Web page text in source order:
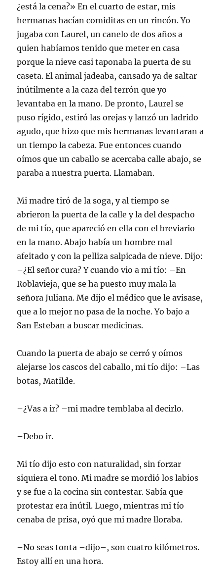
¿está la cena?» En el cuarto de estar, mis
hermanas hacían comiditas en un rincón. Yo
jugaba con Laurel, un canelo de dos años a
quien habíamos tenido que meter en casa
porque la nieve casi taponaba la puerta de su
caseta. El animal jadeaba, cansado ya de saltar
inútilmente a la caza del terrón que yo
levantaba en la mano. De pronto, Laurel se
puso rígido, estiró las orejas y lanzó un ladrido
agudo, que hizo que mis hermanas levantaran a
un tiempo la cabeza. Fue entonces cuando
oímos que un caballo se acercaba calle abajo, se
paraba a nuestra puerta. Llamaban.
Mi madre tiró de la soga, y al tiempo se
abrieron la puerta de la calle y la del despacho
de mi tío, que apareció en ella con el breviario
en la mano. Abajo había un hombre mal
afeitado y con la pelliza salpicada de nieve. Dijo:
–¿El señor cura? Y cuando vio a mi tío: –En
Roblavieja, que se ha puesto muy mala la
señora Juliana. Me dijo el médico que le avisase,
que a lo mejor no pasa de la noche. Yo bajo a
San Esteban a buscar medicinas.
Cuando la puerta de abajo se cerró y oímos
alejarse los cascos del caballo, mi tío dijo: –Las
botas, Matilde.
–¿Vas a ir? –mi madre temblaba al decirlo.
–Debo ir.
Mi tío dijo esto con naturalidad, sin forzar
siquiera el tono. Mi madre se mordió los labios
y se fue a la cocina sin contestar. Sabía que
protestar era inútil. Luego, mientras mi tío
cenaba de prisa, oyó que mi madre lloraba.
–No seas tonta –dijo–, son cuatro kilómetros.
Estoy allí en una hora.